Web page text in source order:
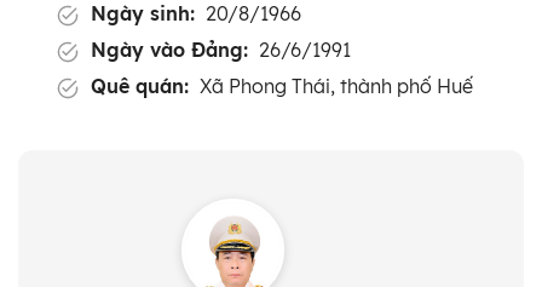
Ngày sinh: 20/8/1966
Ngày vào Đảng: 26/6/1991
Quê quán: Xã Phong Thái, thành phố Huế
- Phó Bí thư Đảng ủy Công an